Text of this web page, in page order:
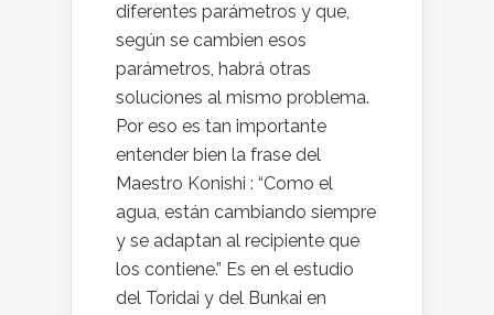
diferentes parámetros y que,
según se cambien esos
parámetros, habrá otras
soluciones al mismo problema.
Por eso es tan importante
entender bien la frase del
Maestro Konishi : “Como el
agua, están cambiando siempre
y se adaptan al recipiente que
los contiene.” Es en el estudio
del Toridai y del Bunkai en